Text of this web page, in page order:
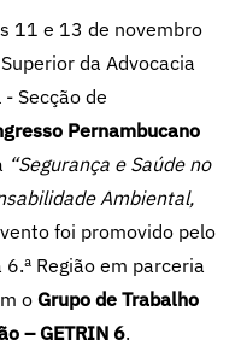
11 e 13 de novembro
da Advocacia
Secção de
Pernambucano
“Segurança e Saúde no
Ambiental,
foi promovido pelo
Região em parceria
oGrupo de Trabalho
– GETRIN 6.